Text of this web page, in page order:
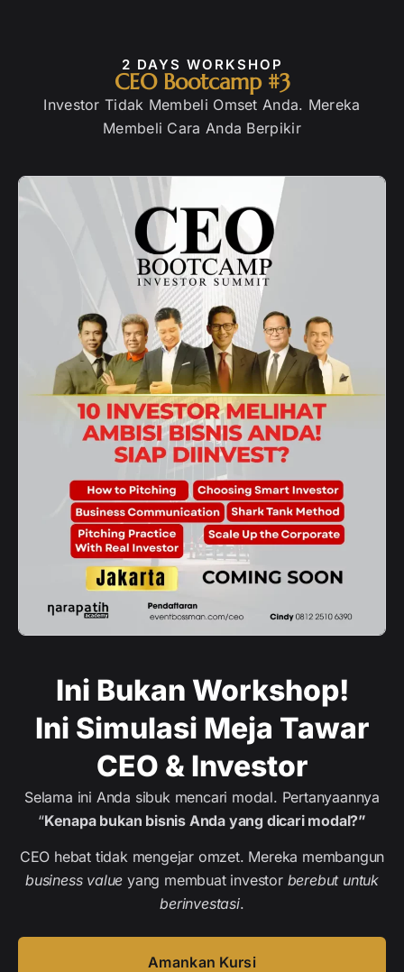
2 DAYS WORKSHOP
CEO Bootcamp #3
Investor Tidak Membeli Omset Anda. Mereka
Membeli Cara Anda Berpikir
Ini Bukan Workshop!
Ini Simulasi Meja Tawar
CEO & Investor
Selama ini Anda sibuk mencari modal. Pertanyaannya
“Kenapa bukan bisnis Anda yang dicari modal?”
CEO hebat tidak mengejar omzet. Mereka membangun
business value yang membuat investor berebut untuk
berinvestasi.
Amankan Kursi